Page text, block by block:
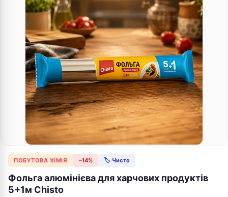
ПОБУТОВА ХІМІЯ −14% 🏷 Чисто
Фольга алюмінієва для харчових продуктів
5+1м Chisto